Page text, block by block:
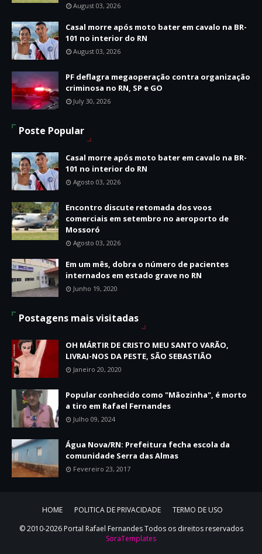
August 03, 2026
Casal morre após moto bater em cavalo na BR-
101 no interior do RN
August 03, 2026
PF deflagra megaoperação contra organização
criminosa no RN, SP e GO
July 30, 2026
Poste Popular
Casal morre após moto bater em cavalo na BR-
101 no interior do RN
Agosto 03, 2026
Encontro discute retomada dos voos
comerciais em setembro no aeroporto de
Mossoró
Agosto 03, 2026
Em um mês, dobra o número de pacientes
internados em estado grave no RN
Junho 19, 2020
Postagens mais visitadas
OH MÁRTIR DE CRISTO MEU SANTO VARÃO,
LIVRAI-NOS DA PESTE, SÃO SEBASTIÃO
Janeiro 20, 2020
Popular conhecido como "Mãozinha", é morto
a tiro em Rafael Fernandes
Julho 09, 2024
Água Nova/RN: Prefeitura fecha escola da
comunidade Serra das Almas
Fevereiro 23, 2017
HOME POLITICA DE PRIVACIDADE
TERMO DE USO
© 2010-2026 Portal Rafael Fernandes Todos os direitos reservados
SoraTemplates